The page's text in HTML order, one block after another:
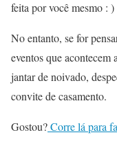
feita por você mesmo : )
No entanto, se for
eventos que acontecem
jantar de noivado,
convite de casamento.
Gostou?Corre lá para